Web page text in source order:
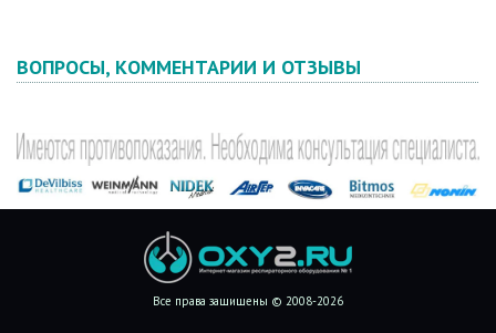
ВОПРОСЫ, КОММЕНТАРИИ И ОТЗЫВЫ
Все права защищены © 2008-2026